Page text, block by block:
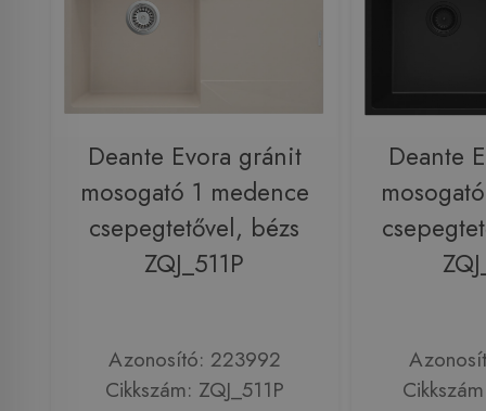
Deante Evora gránit
mosogató 1 medence
csepegtetővel, bézs
ZQJ_511P
Azonosító: 223992
Cikkszám: ZQJ_511P
Deante